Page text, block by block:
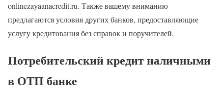
onlinezayaanacredit.ru. Также вашему вниманию
предлагаются условия других банков, предоставляющие
услугу кредитования без справок и поручителей.
Потребительский кредит наличными
в ОТП банке